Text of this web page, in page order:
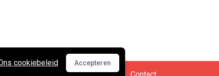
Accepteren
Accepteren
cookiebeleid